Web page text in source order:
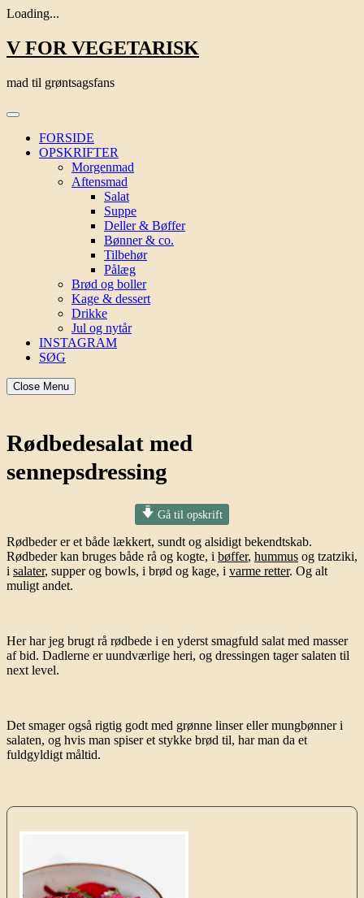
Loading...
Skip
to
V FOR VEGETARISK
mad til grøntsagsfans
FORSIDE
OPSKRIFTER
Morgenmad
Aftensmad
Salat
Suppe
Deller & Bøffer
Bønner & co.
Tilbehør
Pålæg
Brød og boller
Kage & dessert
Drikke
Jul og nytår
INSTAGRAM
SØG
Close Menu
Rødbedesalat med
sennepsdressing
Gå til opskrift
Rødbeder er et både lækkert, sundt og alsidigt bekendtskab.
Rødbeder kan bruges både rå og kogte, i bøffer, hummus og tzatziki,
i salater, supper og bowls, i brød og kage, i varme retter. Og alt
muligt andet.
Her har jeg brugt rå rødbede i en yderst smagfuld salat med masser
af bid. Dadlerne er uundværlige heri, og dressingen tager salaten til
next level.
Det smager også rigtig godt med grønne linser eller mungbønner i
salaten, og hvis man spiser et stykke brød til, har man da et
fuldgyldigt måltid.